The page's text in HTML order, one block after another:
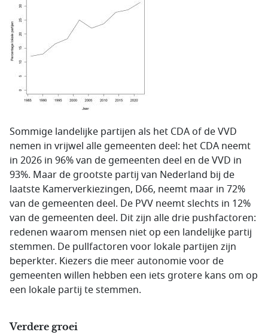
Sommige landelijke partijen als het CDA of de VVD
nemen in vrijwel alle gemeenten deel: het CDA neemt
in 2026 in 96% van de gemeenten deel en de VVD in
93%. Maar de grootste partij van Nederland bij de
laatste Kamerverkiezingen, D66, neemt maar in 72%
van de gemeenten deel. De PVV neemt slechts in 12%
van de gemeenten deel. Dit zijn alle drie pushfactoren:
redenen waarom mensen niet op een landelijke partij
stemmen. De pullfactoren voor lokale partijen zijn
beperkter. Kiezers die meer autonomie voor de
gemeenten willen hebben een iets grotere kans om op
een lokale partij te stemmen.
Verdere groei